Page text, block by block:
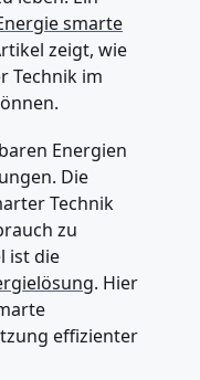
smarte
zeigt, wie
Technik im
Energien
Die
Technik
zu
ist die
. Hier
effizienter